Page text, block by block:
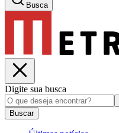
Busca
Digite sua busca
Buscar